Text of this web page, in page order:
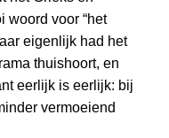
woord voor “het
eigenlijk had het
thuishoort, en
eerlijk is eerlijk: bij
vermoeiend